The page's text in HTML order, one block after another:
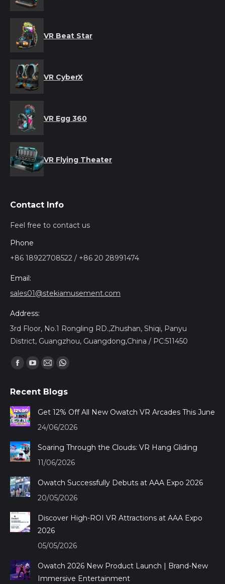
VR Beat Star
VR CyberX
VR Egg 360
VR Flying Theater
Contact Info
Feel free to contact us
Phone
+86 18922708522 / +86 20 28991474
Email:
sales01@stekiamusement.com
Address:
3rd Floor, No.1 Rongling RD.,Zhushan, Shiqi, Panyu
District, Guangzhou, Guangdong,China / PC:511450
Encuéntranos en:
Facebook
opens
in
new
YouTube
opens
in
Mail
opens
in
Whatsapp
opens
in
Recent Blogs
Get 12% Off All New Owatch VR Arcades This June
24/06/2026
Soaring Through the Clouds: VR Hang Gliding
11/06/2026
Owatch Successfully Debuts at AAA Expo 2026
20/05/2026
Discover High-ROI VR Attractions at AAA Expo
2026
05/05/2026
Owatch 2026 New Product Launch | Brand-New
Immersive Entertainment